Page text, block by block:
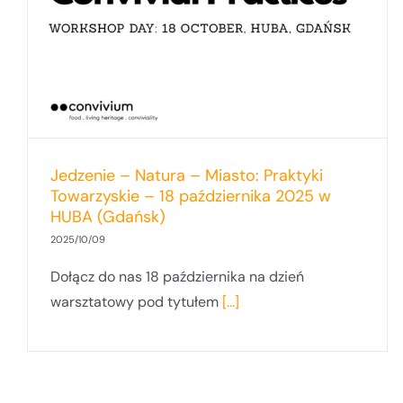
Jedzenie – Natura – Miasto: Praktyki
Towarzyskie – 18 października 2025 w
HUBA (Gdańsk)
2025/10/09
Dołącz do nas 18 października na dzień
warsztatowy pod tytułem [...]